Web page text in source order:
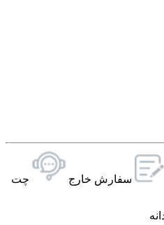
سفارش خارج چت